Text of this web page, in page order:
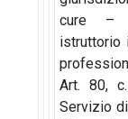
cure –
istruttorio
Art. 80,
Servizio